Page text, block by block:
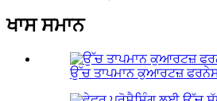
ਖਾਸ ਸਮਾਨ
ਉੱਚ ਤਾਪਮਾਨ ਕੁਆਰਟਜ਼